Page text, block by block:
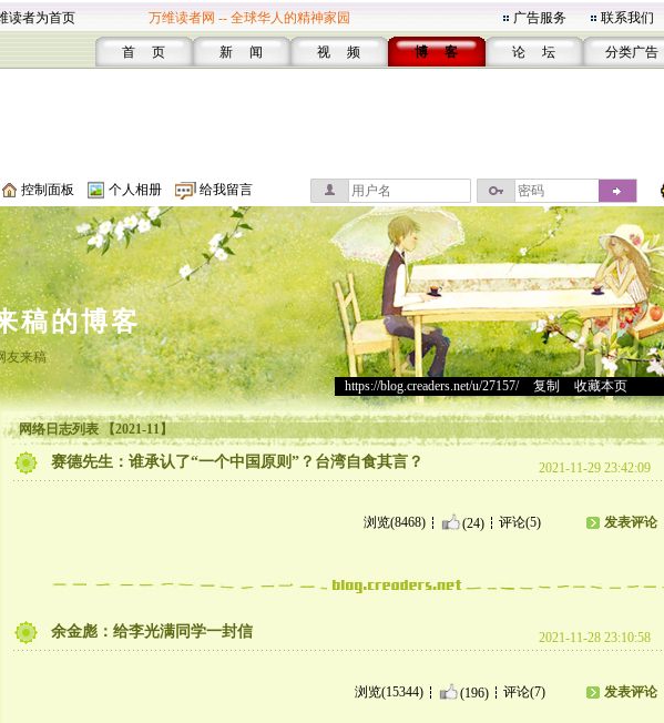
读者为首页 万维读者网 -- 全球华人的精神家园 广告服务 联系我们
首 页 新 闻 视 频 博 客 论 坛 分类广告
控制面板 个人相册 给我留言
稿的博客
友来稿
https://blog.creaders.net/u/27157/> 复制 收藏本页
网络日志列表 【2021-11】
赛德先生：谁承认了“一个中国原则”？台湾自食其言？ 2021-11-29 23:42:09
浏览(8468) (24) 评论(5) 发表评论
余金彪：给李光满同学一封信 2021-11-28 23:10:58
浏览(15344) (196) 评论(7) 发表评论